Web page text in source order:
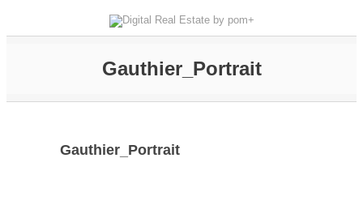
Gauthier_Portrait
Gauthier_Portrait